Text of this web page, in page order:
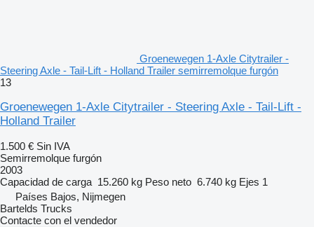
Groenewegen 1-Axle Citytrailer -
Steering Axle - Tail-Lift - Holland Trailer semirremolque furgón
13
Groenewegen 1-Axle Citytrailer - Steering Axle - Tail-Lift -
Holland Trailer
1.500 € Sin IVA
Semirremolque furgón
2003
Capacidad de carga 15.260 kg Peso neto 6.740 kg Ejes 1
Países Bajos, Nijmegen
Bartelds Trucks
Contacte con el vendedor